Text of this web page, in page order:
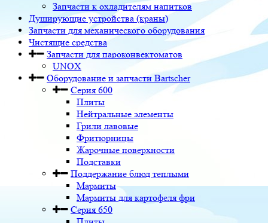
Запчасти к охладителям напитков
Душирующие устройства (краны)
Запчасти для механического оборудования
Чистящие средства
Запчасти для пароконвектоматов
UNOX
Оборудование и запчасти Bartscher
Серия 600
Плиты
Нейтральные элементы
Грили лавовые
Фритюрницы
Жарочные поверхности
Подставки
Поддержание блюд теплыми
Мармиты
Мармиты для картофеля фри
Серия 650